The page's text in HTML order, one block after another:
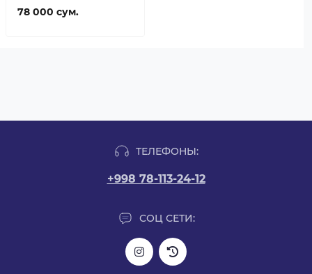
78 000 сум.
ТЕЛЕФОНЫ:
+998 78-113-24-12
СОЦ СЕТИ: